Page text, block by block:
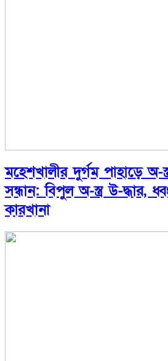
মহেশখালীর দুর্গম পাহাড়ে অ-
সন্ধান: বিপুল অ-স্ত্র উ-দ্ধার,
কারখানা